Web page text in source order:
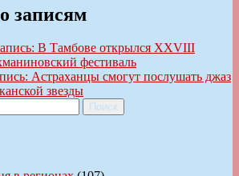
записям
В Тамбове открылся ХХVIII
фестиваль
Астраханцы смогут послушать джаз
звезды
Поиск